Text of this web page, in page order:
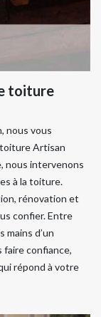
toiture
nous vous
toiture Artisan
nous intervenons
à la toiture.
rénovation et
confier. Entre
d’un
faire confiance,
répond à votre